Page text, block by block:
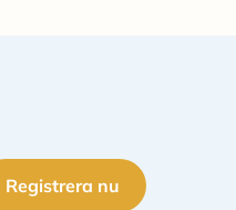
Registrera nu